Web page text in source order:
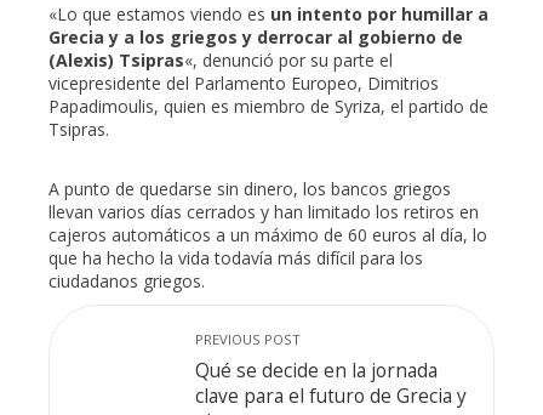
«Lo que estamos viendo es un intento por humillar a
Grecia y a los griegos y derrocar al gobierno de
(Alexis) Tsipras«, denunció por su parte el
vicepresidente del Parlamento Europeo, Dimitrios
Papadimoulis, quien es miembro de Syriza, el partido de
Tsipras.
A punto de quedarse sin dinero, los bancos griegos
llevan varios días cerrados y han limitado los retiros en
cajeros automáticos a un máximo de 60 euros al día, lo
que ha hecho la vida todavía más difícil para los
ciudadanos griegos.
PREVIOUS POST
Qué se decide en la jornada
clave para el futuro de Grecia y